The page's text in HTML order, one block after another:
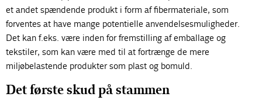
et andet spændende produkt i form af fibermateriale, som
forventes at have mange potentielle anvendelsesmuligheder.
Det kan f.eks. være inden for fremstilling af emballage og
tekstiler, som kan være med til at fortrænge de mere
miljøbelastende produkter som plast og bomuld.
Det første skud på stammen